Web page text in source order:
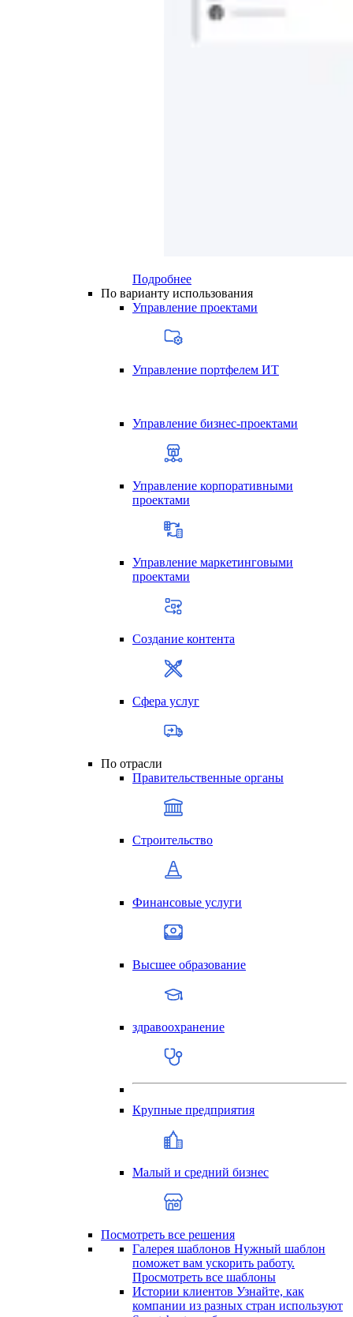
Подробнее
По варианту использования
Управление проектами
Управление портфелем ИТ
Управление бизнес-проектами
Управление корпоративными
проектами
Управление маркетинговыми
проектами
Создание контента
Сфера услуг
По отрасли
Правительственные органы
Строительство
Финансовые услуги
Высшее образование
здравоохранение
Крупные предприятия
Малый и средний бизнес
Посмотреть все решения
Галерея шаблонов Нужный шаблон
поможет вам ускорить работу.
Просмотреть все шаблоны
Истории клиентов Узнайте, как
компании из разных стран используют